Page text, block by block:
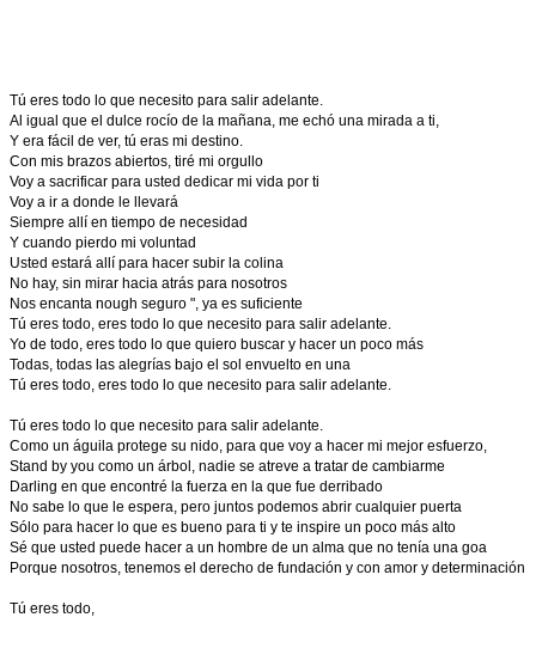
Tú eres todo lo que necesito para salir adelante.
Al igual que el dulce rocío de la mañana, me echó una mirada a ti,
Y era fácil de ver, tú eras mi destino.
Con mis brazos abiertos, tiré mi orgullo
Voy a sacrificar para usted dedicar mi vida por ti
Voy a ir a donde le llevará
Siempre allí en tiempo de necesidad
Y cuando pierdo mi voluntad
Usted estará allí para hacer subir la colina
No hay, sin mirar hacia atrás para nosotros
Nos encanta nough seguro ", ya es suficiente
Tú eres todo, eres todo lo que necesito para salir adelante.
Yo de todo, eres todo lo que quiero buscar y hacer un poco más
Todas, todas las alegrías bajo el sol envuelto en una
Tú eres todo, eres todo lo que necesito para salir adelante.
Tú eres todo lo que necesito para salir adelante.
Como un águila protege su nido, para que voy a hacer mi mejor esfuerzo,
Stand by you como un árbol, nadie se atreve a tratar de cambiarme
Darling en que encontré la fuerza en la que fue derribado
No sabe lo que le espera, pero juntos podemos abrir cualquier puerta
Sólo para hacer lo que es bueno para ti y te inspire un poco más alto
Sé que usted puede hacer a un hombre de un alma que no tenía una goa
Porque nosotros, tenemos el derecho de fundación y con amor y determinación
Tú eres todo,